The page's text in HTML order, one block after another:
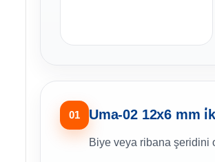
01 Uma-02 12x6 mm
Biye veya ribana şeridini